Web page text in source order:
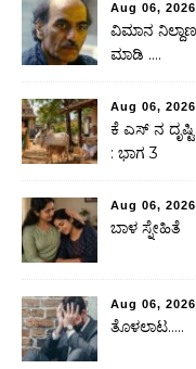
Aug 06, 2026
ವಿಮಾನ
ಮಾಡಿ ….
Aug 06, 2026
ಕೆ ಎಸ್ ನ
: ಭಾಗ 3
Aug 06, 2026
ಬಾಳ ಸ್ನೇಹಿತೆ
Aug 06, 2026
ತೊಳಲಾಟ…..